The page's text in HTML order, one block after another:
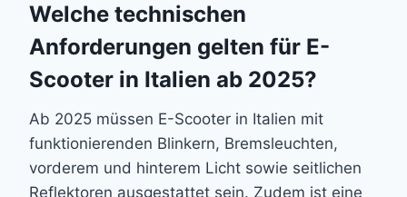
Welche technischen
Anforderungen gelten für E-
Scooter in Italien ab 2025?
Ab 2025 müssen E-Scooter in Italien mit
funktionierenden Blinkern, Bremsleuchten,
vorderem und hinterem Licht sowie seitlichen
Reflektoren ausgestattet sein. Zudem ist eine